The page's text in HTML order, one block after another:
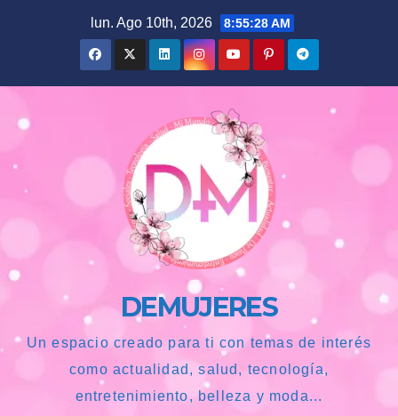
lun. Ago 10th, 2026 8:55:29 AM
DEMUJERES
Un espacio creado para ti con temas de interés
como actualidad, salud, tecnología,
entretenimiento, belleza y moda...